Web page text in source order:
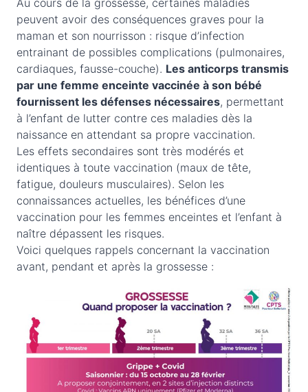
peuvent avoir des conséquences graves pour la
maman et son nourrisson : risque d’infection
entrainant de possibles complications (pulmonaires,
cardiaques, fausse-couche). Les anticorps transmis
par une femme enceinte vaccinée à son bébé
fournissent les défenses nécessaires, permettant
à l’enfant de lutter contre ces maladies dès la
naissance en attendant sa propre vaccination.
Les effets secondaires sont très modérés et
identiques à toute vaccination (maux de tête,
fatigue, douleurs musculaires). Selon les
connaissances actuelles, les bénéfices d’une
vaccination pour les femmes enceintes et l’enfant à
naître dépassent les risques.
Voici quelques rappels concernant la vaccination
avant, pendant et après la grossesse :